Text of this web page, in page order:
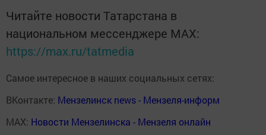
Читайте новости Татарстана в
национальном мессенджере MАХ:
https://max.ru/tatmedia
Самое интересное в наших социальных сетях:
ВКонтакте: Мензелинск news - Мензеля-информ
MAX: Новости Мензелинска - Мензеля онлайн